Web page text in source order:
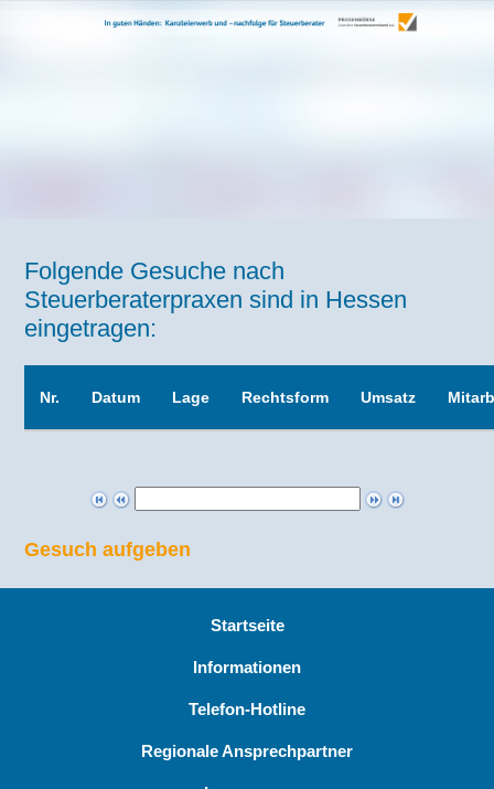
Folgende Gesuche nach
Steuerberaterpraxen sind in Hessen
eingetragen:
Nr. Datum Lage Rechtsform Umsatz
Gesuch aufgeben
Startseite
Informationen
Telefon-Hotline
Regionale Ansprechpartner